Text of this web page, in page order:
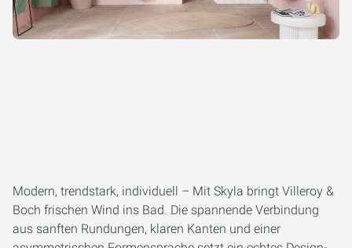
Modern, trendstark, individuell – Mit Skyla bringt Villeroy &
Boch frischen Wind ins Bad. Die spannende Verbindung
aus sanften Rundungen, klaren Kanten und einer